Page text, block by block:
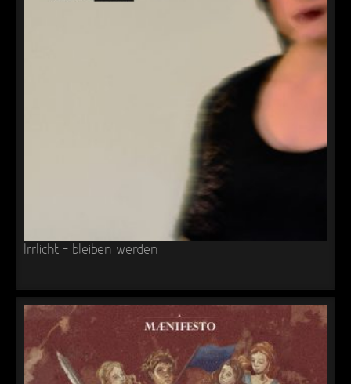
Irrlicht – bleiben werden